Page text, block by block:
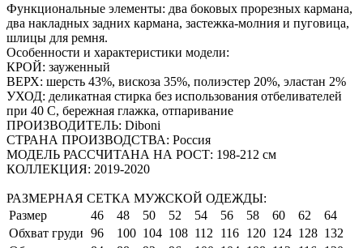
Функциональные элементы: два боковых прорезных кармана,
два накладных задних кармана, застежка-молния и пуговица,
шлицы для ремня.
Особенности и характеристики модели:
КРОЙ: зауженный
ВЕРХ: шерсть 43%, вискоза 35%, полиэстер 20%, эластан 2%
УХОД: деликатная стирка без использования отбеливателей
при 40 С, бережная глажка, отпаривание
ПРОИЗВОДИТЕЛЬ: Diboni
СТРАНА ПРОИЗВОДСТВА: Россия
МОДЕЛЬ РАССЧИТАНА НА РОСТ: 198-212 см
КОЛЛЕКЦИЯ: 2019-2020
РАЗМЕРНАЯ СЕТКА МУЖСКОЙ ОДЕЖДЫ:
Размер
46 48 50 52 54 56 58 60 62
64
Обхват груди 96 100 104 108 112 116 120 124 128 132